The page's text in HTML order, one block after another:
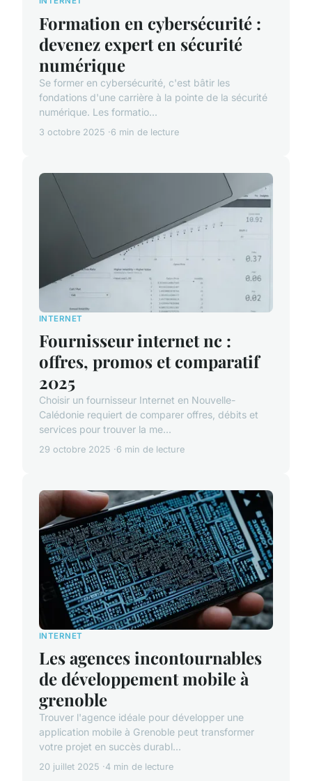
Formation en cybersécurité :
devenez expert en sécurité
numérique
Se former en cybersécurité, c'est bâtir les
fondations d'une carrière à la pointe de la sécurité
numérique. Les formatio...
3 octobre 2025 6 min de lecture
INTERNET
Fournisseur internet nc :
offres, promos et comparatif
2025
Choisir un fournisseur Internet en Nouvelle-
Calédonie requiert de comparer offres, débits et
services pour trouver la me...
29 octobre 2025 6 min de lecture
INTERNET
Les agences incontournables
de développement mobile à
grenoble
Trouver l'agence idéale pour développer une
application mobile à Grenoble peut transformer
votre projet en succès durabl...
20 juillet 2025 4 min de lecture